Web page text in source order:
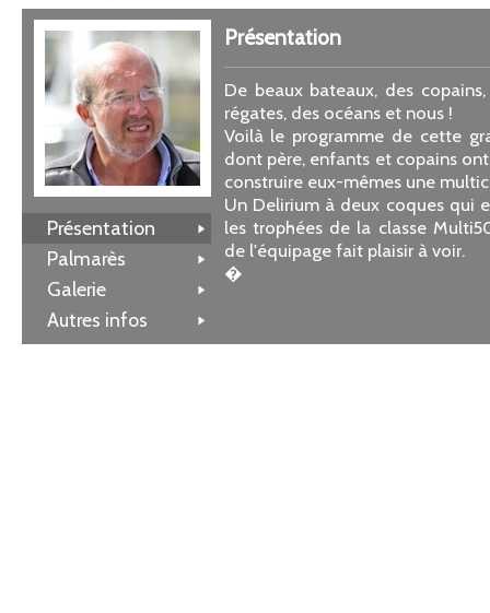
Présentation
De beaux bateaux, des
régates, des océans et nous !
Voilà le programme de cette
dont père, enfants et copains
construire eux-mêmes une
Un Delirium à deux coques qui
les trophées de la classe
de l'équipage fait plaisir à voir.
�
Présentation
Palmarès
Galerie
Autres infos